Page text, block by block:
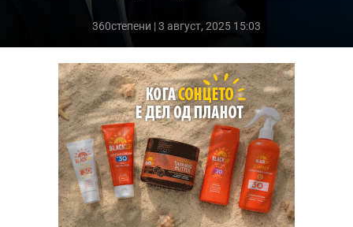
360степени | 3 август, 2025 15:03